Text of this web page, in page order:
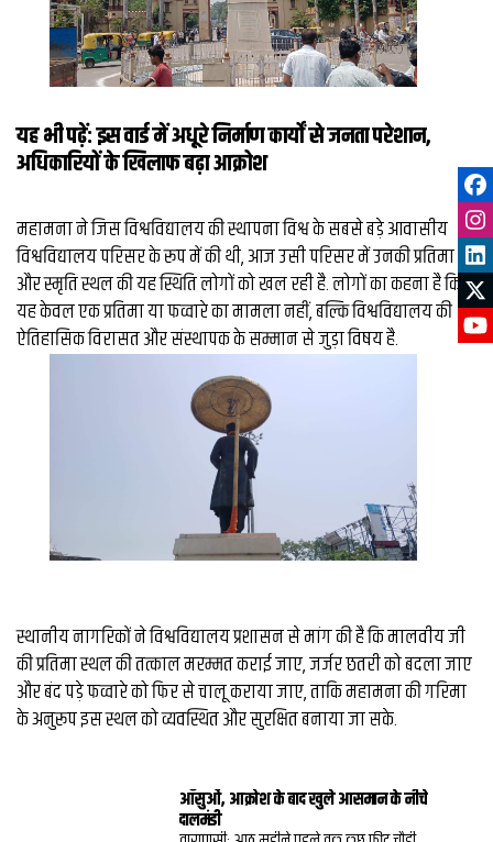
यह भी पढ़ें:इस वार्ड में अधूरे निर्माण कार्यों से जनता परेशान,
अधिकारियों के खिलाफ बढ़ा आक्रोश
महामना ने जिस विश्वविद्यालय की स्थापना विश्व के सबसे बड़े आवासीय
विश्वविद्यालय परिसर के रूप में की थी, आज उसी परिसर में उनकी प्रतिमा
और स्मृति स्थल की यह स्थिति लोगों को खल रही है. लोगों का कहना है कि
यह केवल एक प्रतिमा या फव्वारे का मामला नहीं, बल्कि विश्वविद्यालय की
ऐतिहासिक विरासत और संस्थापक के सम्मान से जुड़ा विषय है.
स्थानीय नागरिकों ने विश्वविद्यालय प्रशासन से मांग की है कि मालवीय जी
की प्रतिमा स्थल की तत्काल मरम्मत कराई जाए, जर्जर छतरी को बदला जाए
और बंद पड़े फव्वारे को फिर से चालू कराया जाए, ताकि महामना की गरिमा
के अनुरूप इस स्थल को व्यवस्थित और सुरक्षित बनाया जा सके.
आँसुओं, आक्रोश के बाद खुले आसमान के नीचे
दालमंडी